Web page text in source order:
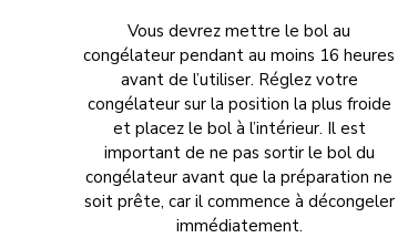
Vous devrez mettre le bol au
congélateur pendant au moins 16 heures
avant de l’utiliser. Réglez votre
congélateur sur la position la plus froide
et placez le bol à l’intérieur. Il est
important de ne pas sortir le bol du
congélateur avant que la préparation ne
soit prête, car il commence à décongeler
immédiatement.